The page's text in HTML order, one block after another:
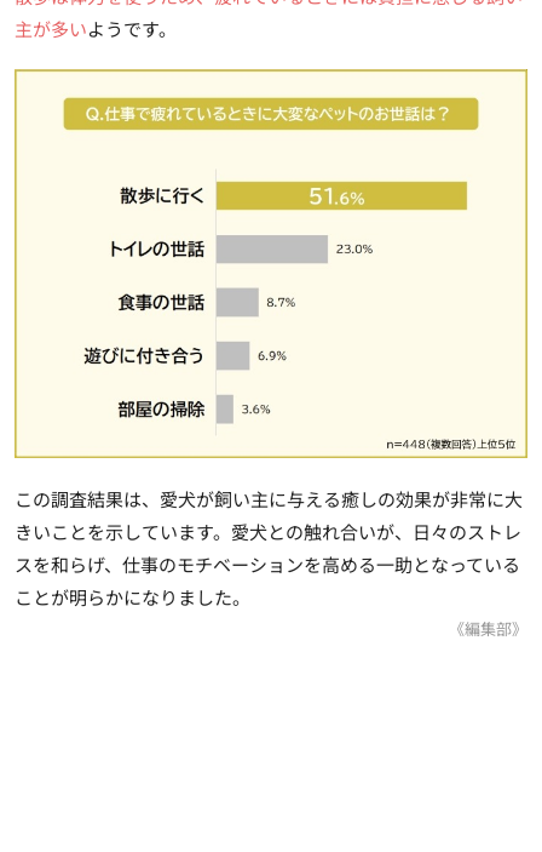
主が多いようです。
この調査結果は、愛犬が飼い主に与える癒しの効果が非常に大
きいことを示しています。愛犬との触れ合いが、日々のストレ
スを和らげ、仕事のモチベーションを高める一助となっている
ことが明らかになりました。
《編集部》